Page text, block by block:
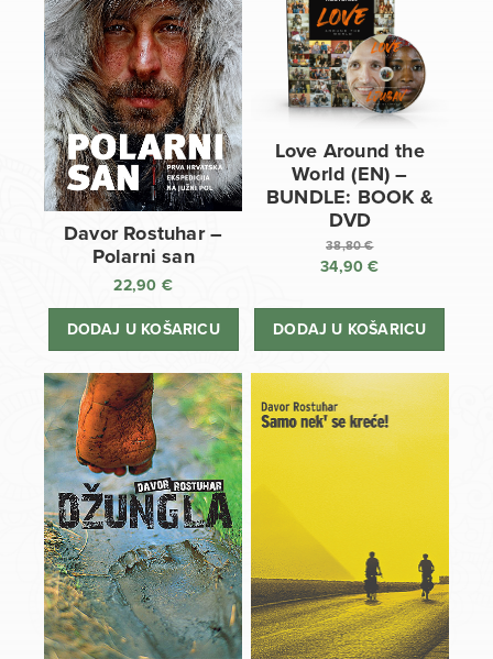
Davor Rostuhar –
Polarni san
22,90 €
DODAJ U KOŠARICU
Love Around the
World (EN) –
BUNDLE: BOOK &
DVD
38,80€
Izvorna
bila
34,90€
cijena
DODAJ U KOŠARICU